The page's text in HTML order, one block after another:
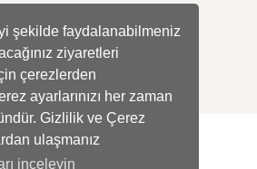
şekilde faydalanabilmeniz
ziyaretleri
çerezlerden
ayarlarınızı her zaman
Gizlilik ve Çerez
ulaşmanız
inceleyin